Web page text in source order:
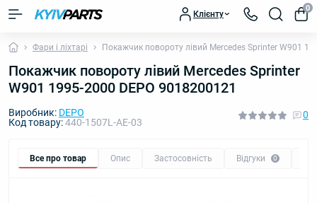
Клієнту
0
Фари і ліхтарі Покажчик повороту лівий Mercedes Sprinter W901
Покажчик повороту лівий Mercedes Sprinter
W901 1995-2000 DEPO 9018200121
Виробник: DEPO
Код товару:440-1507L-AE-03
0
Все про товар Опис Застосовність Відгуки 0